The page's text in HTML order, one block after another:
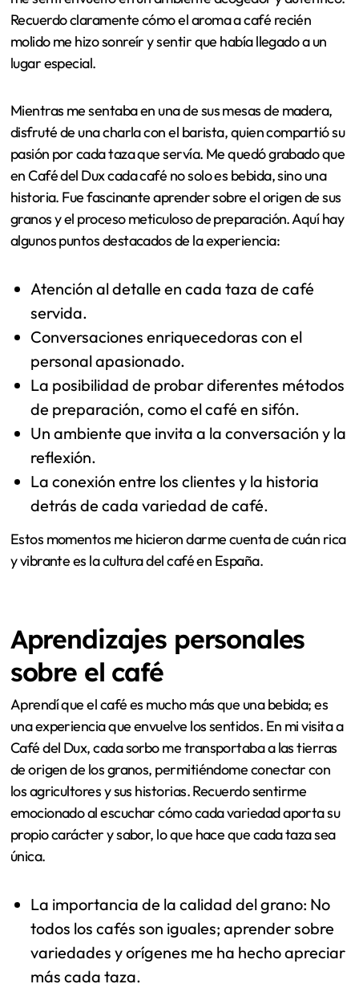
Experiencia en Café del
Dux
La experiencia en Café del Dux fue verdaderamente
única. Desde el primer momento que crucé sus puertas,
me sentí envuelto en un ambiente acogedor y auténtico.
Recuerdo claramente cómo el aroma a café recién
molido me hizo sonreír y sentir que había llegado a un
lugar especial.
Mientras me sentaba en una de sus mesas de madera,
disfruté de una charla con el barista, quien compartió su
pasión por cada taza que servía. Me quedó grabado que
en Café del Dux cada café no solo es bebida, sino una
historia. Fue fascinante aprender sobre el origen de sus
granos y el proceso meticuloso de preparación. Aquí hay
Atención al detalle en cada taza de café
servida.
personal apasionado.
La posibilidad de probar diferentes métodos
de preparación, como el café en sifón.
Un ambiente que invita a la conversación y la
reflexión.
La conexión entre los clientes y la historia
detrás de cada variedad de café.
Estos momentos me hicieron darme cuenta de cuán rica
y vibrante es la cultura del café en España.